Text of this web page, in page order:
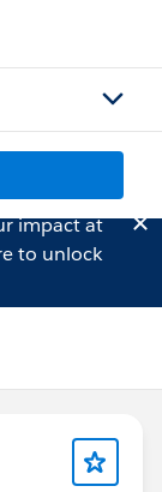
impact at
to unlock